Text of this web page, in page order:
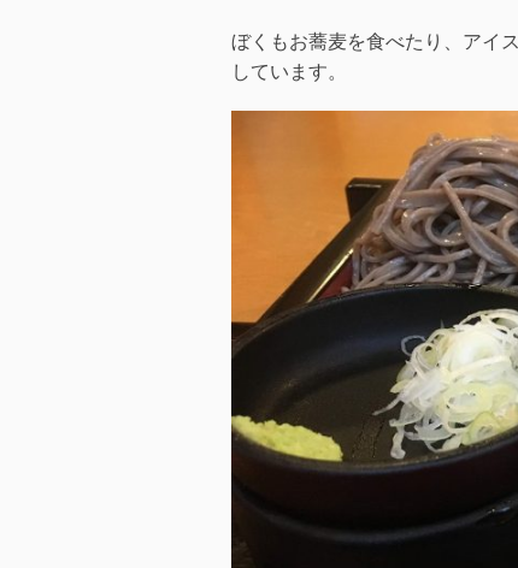
ぼくもお蕎麦を食べたり、アイ
しています。